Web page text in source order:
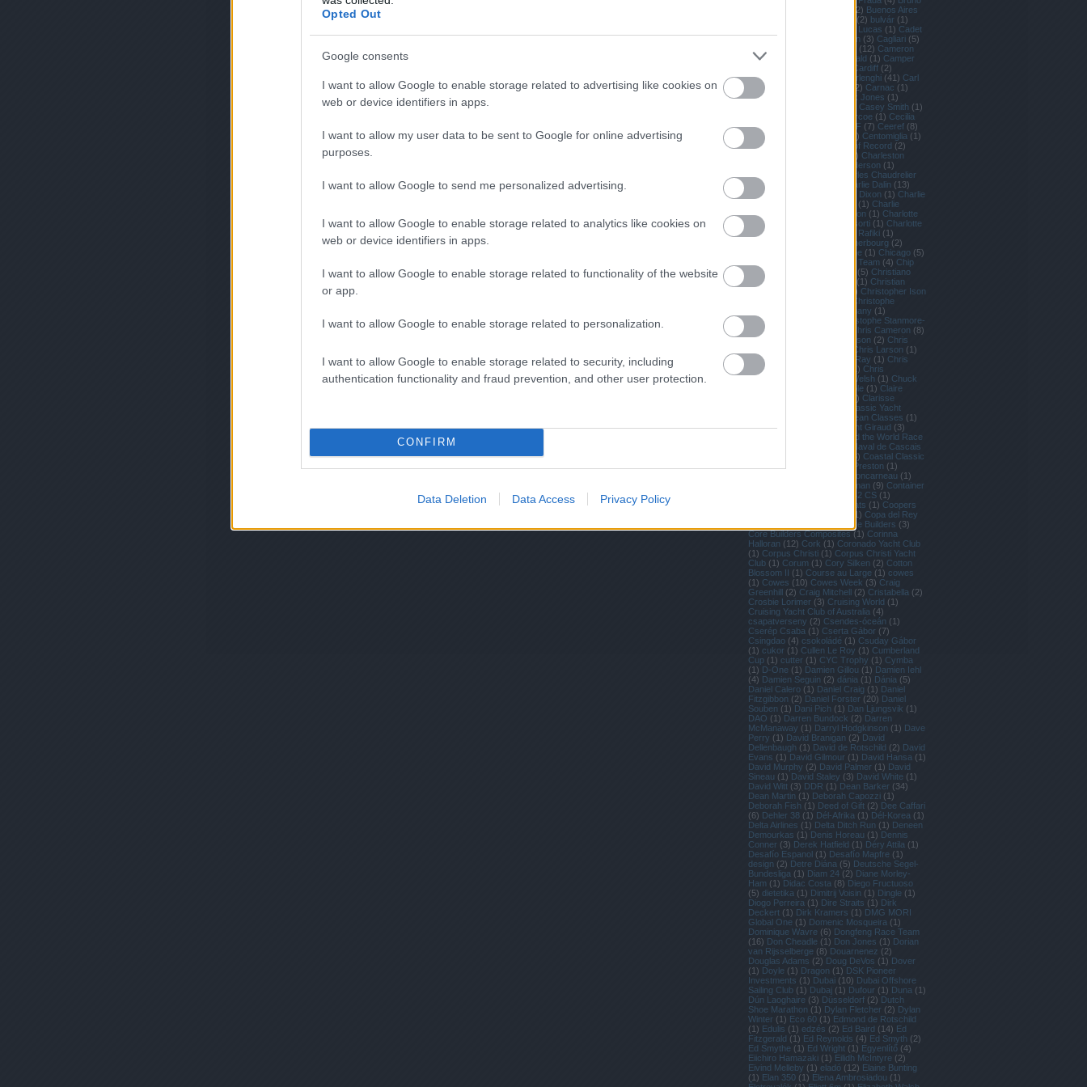
Opted Out
Google consents
I want to allow Google to enable storage related to advertising like cookies on
web or device identifiers in apps.
I want to allow my user data to be sent to Google for online advertising
purposes.
I want to allow Google to send me personalized advertising.
I want to allow Google to enable storage related to analytics like cookies on
web or device identifiers in apps.
I want to allow Google to enable storage related to functionality of the website
or app.
I want to allow Google to enable storage related to personalization.
I want to allow Google to enable storage related to security, including
authentication functionality and fraud prevention, and other user protection.
CONFIRM
Data Deletion Data Access Privacy Policy
2) Buenos Aires
(2) bulvár (1)
Cabo San Lucas (1) Cadet
(2) Cadiz Caen (3) Cagliari (5)
(12) Cameron
Dunn
Cameron Macdonald (1) Camper
Cardiff (2)
Caribbean 600
Carlo Borlenghi (41) Carl
Smith
2) Carnac (1)
Carolijn Bouwer
Carrack Jones (1)
Casey Smith (1)
Cathy Vercoe (1) Cecilia
Carranza Saroli
CEEREF (7) Ceeref (8)
Celestial
) Centomiglia (1)
Cesenatico
Challenger of Record (2)
) Charleston
Charles Anderson (1)
Charles Chaudrelier
Charles Hedrich Charlie Dalin (13)
Charlie Diekman
Charlie Dixon (1) Charlie
(1) Charlie
Shoemaker
Charline Picon (1) Charlotte
Borghesi
Charlotte Consorti (1) Charlotte
Yven
Cheeki Rafiki (1)
Cherbourg (2)
Cheyenne (1) Chicago (5)
China Team (4) Chip
Wasson
(5) Christiano
Ronaldo
(1) Christian
) Christopher Ison
Christophe
Christophe Jouany (1)
Christophe Launay
Christophe Stanmore-
Major
Chris Cameron (8)
Chris Davies
Chris Dickson (2) Chris
Chris Larson (1)
Chris Nicholson
Chris Ray (1) Chris
Schmid
) Chris
Stanmore-Major
Chris Welsh (1) Chuck
Circolo Vela Torbole (1) Claire
) Clarisse
Classic Yacht
Clean Classes (1)
Clean Reggattas
Clément Giraud (3)
Clipper Round the World Race
Clube Naval de Cascais
3) Coastal Classic
Colin Preston (1)
Concarneau (1)
Conrad Colman (9) Container
Contest 42 CS (1)
Cookson Boats (1) Coopers
1) Copa del Rey
Core Builders (3)
Core Builders Composites (1) Corinna
Halloran (12) Cork (1) Coronado Yacht Club
(1) Corpus Christi (1) Corpus Christi Yacht
Club (1) Corum (1) Cory Silken (2) Cotton
Blossom II (1) Course au Large (1) cowes
(1) Cowes (10) Cowes Week (3) Craig
Greenhill (2) Craig Mitchell (2) Cristabella (2)
Crosbie Lorimer (3) Cruising World (1)
Cruising Yacht Club of Australia (4)
csapatverseny (2) Csendes-óceán (1)
Cserép Csaba (1) Cserta Gábor (7)
Csingdao (4) csokoládé (1) Csuday Gábor
(1) cukor (1) Cullen Le Roy (1) Cumberland
Cup (1) cutter (1) CYC Trophy (1) Cymba
(1) D-One (1) Damien Gillou (1) Damien Iehl
(4) Damien Seguin (2) dánia (1) Dánia (5)
Daniel Calero (1) Daniel Craig (1) Daniel
Fitzgibbon (2) Daniel Forster (20) Daniel
Souben (1) Dani Pich (1) Dan Ljungsvik (1)
DAO (1) Darren Bundock (2) Darren
McManaway (1) Darryl Hodgkinson (1) Dave
Perry (1) David Branigan (2) David
Dellenbaugh (1) David de Rotschild (2) David
Evans (1) David Gilmour (1) David Hansa (1)
David Murphy (2) David Palmer (1) David
Sineau (1) David Staley (3) David White (1)
David Witt (3) DDR (1) Dean Barker (34)
Dean Martin (1) Deborah Capozzi (1)
Deborah Fish (1) Deed of Gift (2) Dee Caffari
(6) Dehler 38 (1) Dél-Afrika (1) Dél-Korea (1)
Delta Airlines (1) Delta Ditch Run (1) Deneen
Demourkas (1) Denis Horeau (1) Dennis
Conner (3) Derek Hatfield (1) Déry Attila (1)
Desafío Espanol (1) Desafío Mapfre (1)
design (2) Detre Diána (5) Deutsche Segel-
Bundesliga (1) Diam 24 (2) Diane Morley-
Ham (1) Didac Costa (8) Diego Fructuoso
(5) dietetika (1) Dimitrij Voisin (1) Dingle (1)
Diogo Perreira (1) Dire Straits (1) Dirk
Deckert (1) Dirk Kramers (1) DMG MORI
Global One (1) Domenic Mosqueira (1)
Dominique Wavre (6) Dongfeng Race Team
(16) Don Cheadle (1) Don Jones (1) Dorian
van Rijsselberge (8) Douarnenez (2)
Douglas Adams (2) Doug DeVos (1) Dover
(1) Doyle (1) Dragon (1) DSK Pioneer
Investments (1) Dubai (10) Dubai Offshore
Sailing Club (1) Dubaj (1) Dufour (1) Duna (1)
Dún Laoghaire (3) Düsseldorf (2) Dutch
Shoe Marathon (1) Dylan Fletcher (2) Dylan
Winter (1) Eco 60 (1) Edmond de Rotschild
(1) Edulis (1) edzés (2) Ed Baird (14) Ed
Fitzgerald (1) Ed Reynolds (4) Ed Smyth (2)
Ed Smythe (1) Ed Wright (1) Egyenlítő (4)
Eiichiro Hamazaki (1) Eilidh McIntyre (2)
Eivind Melleby (1) eladó (12) Elaine Bunting
(1) Elan 350 (1) Elena Ambrosiadou (1)